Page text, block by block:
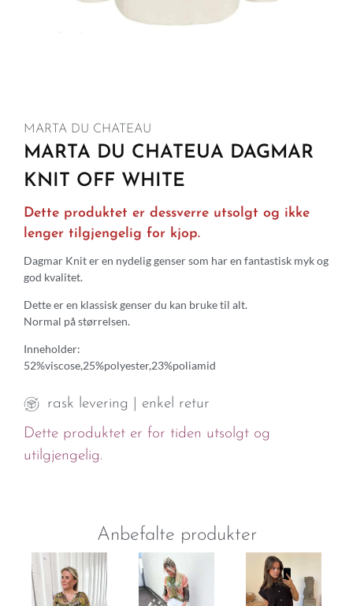
MARTA DU CHATEAU
MARTA DU CHATEUA DAGMAR
KNIT OFF WHITE
Dette produktet er dessverre utsolgt og ikke
lenger tilgjengelig for kjop.
Dagmar Knit er en nydelig genser som har en fantastisk myk og
god kvalitet.
Dette er en klassisk genser du kan bruke til alt.
Normal på størrelsen.
Inneholder:
52%viscose,25%polyester,23%poliamid
rask levering | enkel retur
Dette produktet er for tiden utsolgt og
utilgjengelig.
Anbefalte produkter